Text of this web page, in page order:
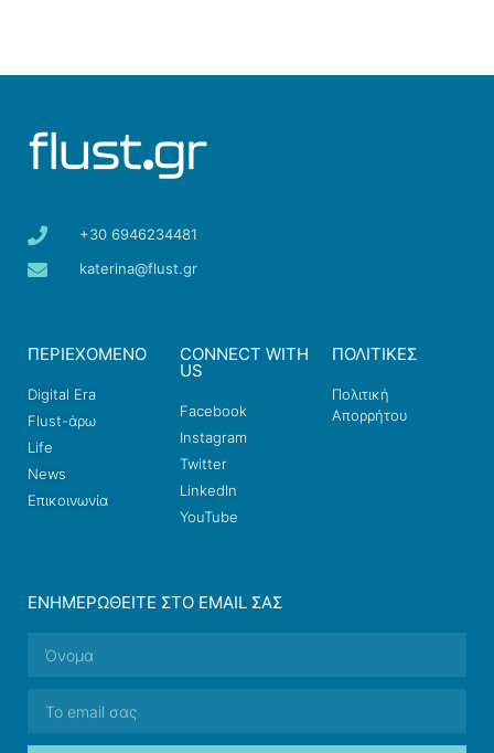
+30 6946234481
katerina@flust.gr
ΠΕΡΙΕΧΟΜΕΝΟ
Digital Era
Flust-άρω
Life
News
Επικοινωνία
CONNECT WITH
US
Facebook
Instagram
Twitter
LinkedIn
YouTube
ΠΟΛΙΤΙΚΕΣ
Πολιτική
Απορρήτου
ΕΝΗΜΕΡΩΘΕΊΤΕ ΣΤΟ EMAIL ΣΑΣ